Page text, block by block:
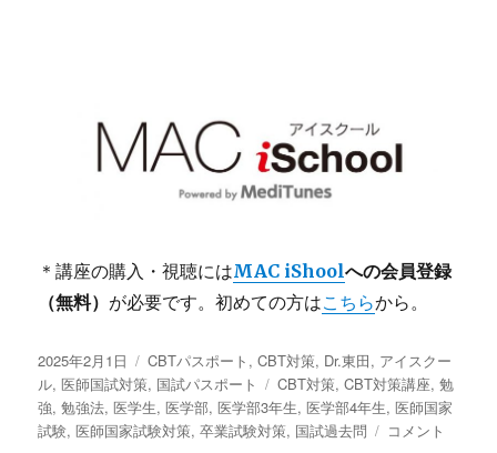
＊講座の購入・視聴にはMAC iShoolへの会員登録
（無料） が必要です。初めての方はこちらから。
投
稿
日:
2025年2月1日
カ
テ
ゴ
リ
CBTパスポート ,CBT対策, Dr.東田, アイスクー
ル,医師国試対策, 国試パスポート
タ
グ
CBT対策,CBT対策講座,勉
強,勉強法,医学生,医学部,医学部3年生,医学部4年生,医師国家
試験,医師国家試験対策,卒業試験対策, 国試過去問
MAC
コメント